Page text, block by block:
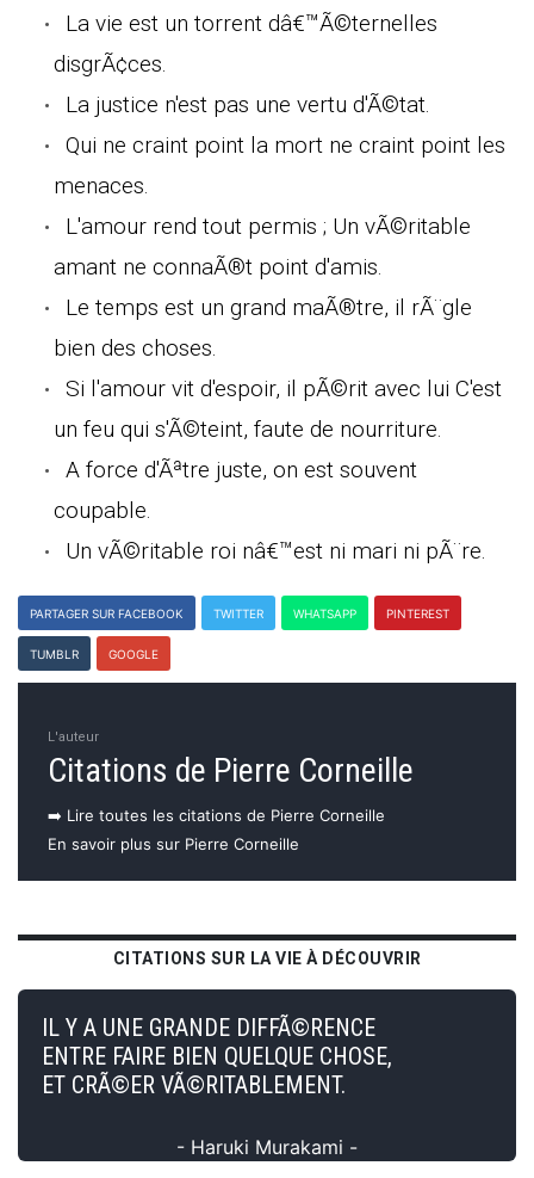
La vie est un torrent dâ€™Ã©ternelles
disgrÃ¢ces.
La justice n'est pas une vertu d'Ã©tat.
Qui ne craint point la mort ne craint point les
menaces.
L'amour rend tout permis ; Un vÃ©ritable
amant ne connaÃ®t point d'amis.
Le temps est un grand maÃ®tre, il rÃ¨gle
bien des choses.
Si l'amour vit d'espoir, il pÃ©rit avec lui C'est
un feu qui s'Ã©teint, faute de nourriture.
A force d'Ãªtre juste, on est souvent
coupable.
Un vÃ©ritable roi nâ€™est ni mari ni pÃ¨re.
PARTAGER SUR FACEBOOK TWITTER WHATSAPP PINTEREST
TUMBLR GOOGLE
L'auteur
Citations de Pierre Corneille
➡️ Lire toutes les citations de Pierre Corneille
En savoir plus sur Pierre Corneille
CITATIONS SUR LA VIE À DÉCOUVRIR
IL Y A UNE GRANDE DIFFÃ©RENCE
ENTRE FAIRE BIEN QUELQUE CHOSE,
ET CRÃ©ER VÃ©RITABLEMENT.
- Haruki Murakami -